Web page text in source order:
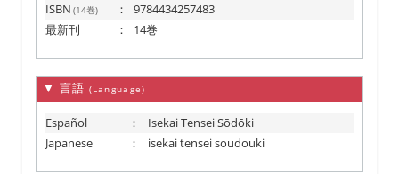
ISBN (14巻) ：
9784434257483
最新刊
： 14巻
▼ 言語 (Language)
Español ：
Isekai Tensei Sōdōki
Japanese
： isekai tensei soudouki